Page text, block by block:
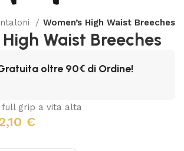
Women’s High Waist Breeches
High Waist Breeches
oltre 90€ di Ordine!
full grip a vita alta
€